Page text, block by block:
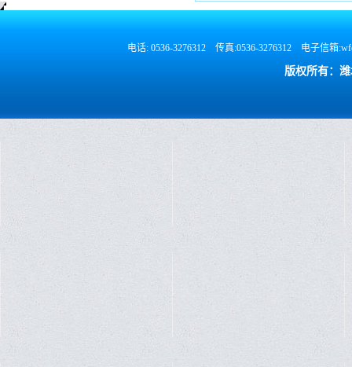
电话: 0536-3276312 传真:0536-3276312 电子信箱
版权所有：